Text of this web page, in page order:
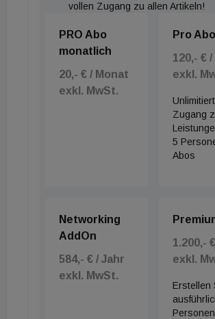
vollen Zugang zu allen Artikeln!
PRO Abo
monatlich
20,- € / Monat
exkl. MwSt.
Pro Abo
120,- €
exkl.
Zugang
5
Abos
Networking
AddOn
584,- € / Jahr
exkl. MwSt.
1.200,-
exkl.
Erstellen